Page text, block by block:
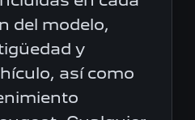
del modelo,
y
así como